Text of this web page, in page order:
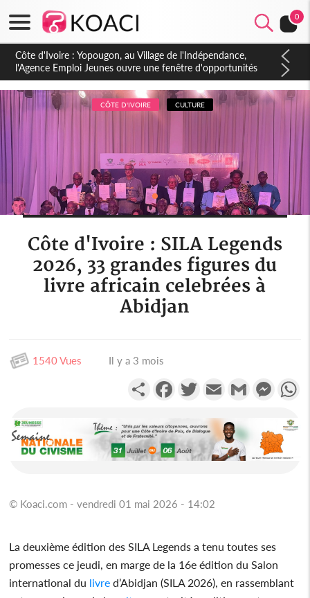
0
Côte d'Ivoire : CHU de Treichville, après la fronde, les agents
contractuels obtiennent un accord avec la direction sur les
arriérés du SMIG 2023
CÔTE D'IVOIRE CULTURE
Côte d'Ivoire : SILA Legends
2026, 33 grandes figures du
livre africain celebrées à
Abidjan
1540 Vues Il y a 3 mois
PartagerFacebookTwitterEmail Gmail
© Koaci.com - vendredi 01 mai 2026 - 14:02
La deuxième édition des SILA Legends a tenu toutes ses
promesses ce jeudi, en marge de la 16e édition du Salon
international du livre d’Abidjan (SILA 2026), en rassemblant